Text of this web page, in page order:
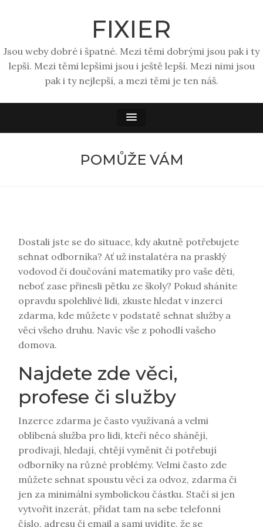
FIXIER
Jsou weby dobré i špatné. Mezi těmi dobrými jsou pak i ty
lepší. Mezi těmi lepšími jsou i ještě lepší. Mezi nimi jsou
pak i ty nejlepší, a mezi těmi je ten náš.
POMŮŽE VÁM
Dostali jste se do situace, kdy akutně potřebujete
sehnat odborníka? Ať už instalatéra na prasklý
vodovod či doučování matematiky pro vaše děti,
neboť zase přinesli pětku ze školy? Pokud sháníte
opravdu spolehlivé lidi, zkuste hledat v inzerci
zdarma, kde můžete v podstatě sehnat služby a
věci všeho druhu. Navíc vše z pohodlí vašeho
domova.
Najdete zde věci,
profese či služby
Inzerce zdarma je často využívaná a velmi
oblíbená služba pro lidi, kteří něco shánějí,
prodívají, hledají, chtějí vyměnit či potřebují
odborníky na různé problémy. Velmi často zde
můžete sehnat spoustu věcí za odvoz, zdarma či
jen za minimální symbolickou částku. Stačí si jen
vytvořit inzerát, přidat tam na sebe telefonní
číslo, adresu či email a sami uvidíte, že se